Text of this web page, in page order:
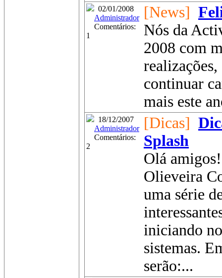
02/01/2008
Administrador
Comentários:
1
[News]
Nós da
2008 com
realizações,
continuar
mais este
18/12/2007
Administrador
Comentários:
2
[Dicas]
Splash
Olá
Olieveira
uma série
iniciando
sistemas.
serão:...